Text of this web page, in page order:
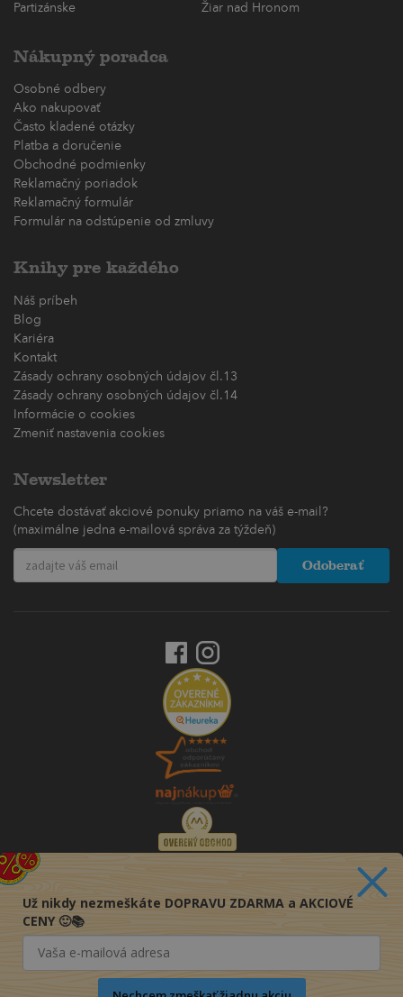
Partizánske
Žiar nad Hronom
Nákupný poradca
Osobné odbery
Ako nakupovať
Často kladené otázky
Platba a doručenie
Obchodné podmienky
Reklamačný poriadok
Reklamačný formulár
Formulár na odstúpenie od zmluvy
Knihy pre každého
Náš príbeh
Blog
Kariéra
Kontakt
Zásady ochrany osobných údajov čl.13
Zásady ochrany osobných údajov čl.14
Informácie o cookies
Zmeniť nastavenia cookies
Newsletter
Chcete dostávať akciové ponuky priamo na váš e-mail?
(maximálne jedna e-mailová správa za týždeň)
Odoberať
Už nikdy nezmeškáte DOPRAVU ZDARMA a AKCIOVÉ
CENY 🙂📚